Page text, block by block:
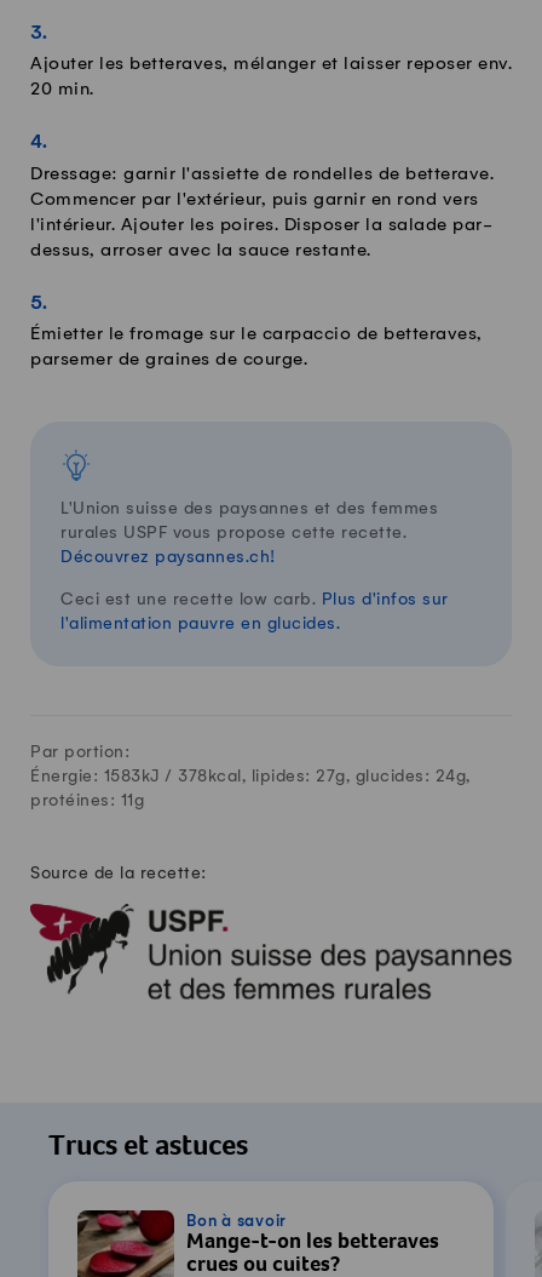
Ajouter les betteraves, mélanger et laisser reposer env.
20 min.
Dressage: garnir l'assiette de rondelles de betterave.
Commencer par l'extérieur, puis garnir en rond vers
l'intérieur. Ajouter les poires. Disposer la salade par-
dessus, arroser avec la sauce restante.
Émietter le fromage sur le carpaccio de betteraves,
parsemer de graines de courge.
L'Union suisse des paysannes et des femmes
rurales USPF vous propose cette recette.
Découvrez paysannes.ch!
Ceci est une recette low carb. Plus d'infos sur
l'alimentation pauvre en glucides.
Par portion:
Énergie: 1583kJ / 378 kcal, lipides: 27g, glucides: 24g,
protéines: 11 g
Source de la recette:
Trucs et astuces
Bon à savoir
Mange-t-on les betteraves
crues ou cuites?